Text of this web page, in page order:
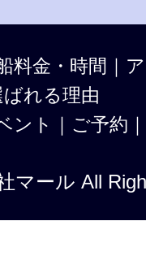
料金・時間 ｜
ばれる理由
ント ｜ ご予約 ｜
マール All